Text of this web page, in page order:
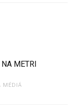
METRI
MÉDIÁ